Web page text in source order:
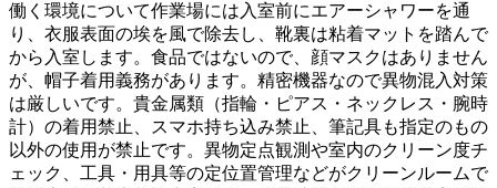
働く環境について作業場には入室前にエアーシャワーを通
り、衣服表面の埃を風で除去し、靴裏は粘着マットを踏んで
から入室します。食品ではないので、顔マスクはありません
が、帽子着用義務があります。精密機器なので異物混入対策
は厳しいです。貴金属類（指輪・ピアス・ネックレス・腕時
計）の着用禁止、スマホ持ち込み禁止、筆記具も指定のもの
以外の使用が禁止です。異物定点観測や室内のクリーン度チ
ェック、工具・用具等の定位置管理などがクリーンルームで